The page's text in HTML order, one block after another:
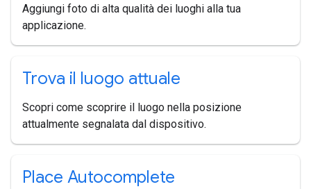
Aggiungi foto di alta qualità dei luoghi alla tua
applicazione.
Trova il luogo attuale
Scopri come scoprire il luogo nella posizione
attualmente segnalata dal dispositivo.
Place Autocomplete